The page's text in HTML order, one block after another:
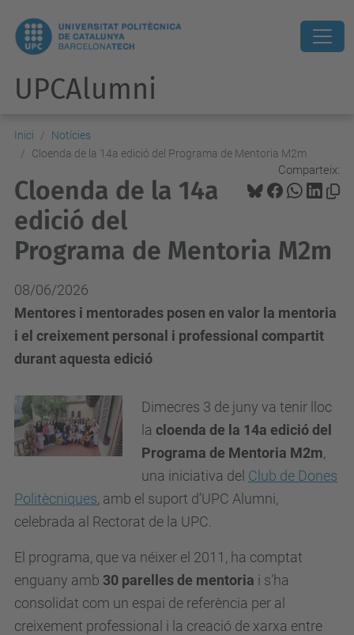
UPCAlumni
Inici
Notícies
Cloenda de la 14a edició del Programa de Mentoria M2m
Comparteix:
Cloenda de la 14a
edició del
Programa de Mentoria M2m
08/06/2026
Mentores i mentorades posen en valor la mentoria
i el creixement personal i professional compartit
durant aquesta edició
Dimecres 3 de juny va tenir lloc
la cloenda de la 14a edició del
Programa de Mentoria M2m,
una iniciativa del Club de Dones
Politècniques, amb el suport d’UPC Alumni,
celebrada al Rectorat de la UPC.
El programa, que va néixer el 2011, ha comptat
enguany amb 30 parelles de mentoria i s’ha
consolidat com un espai de referència per al
creixement professional i la creació de xarxa entre